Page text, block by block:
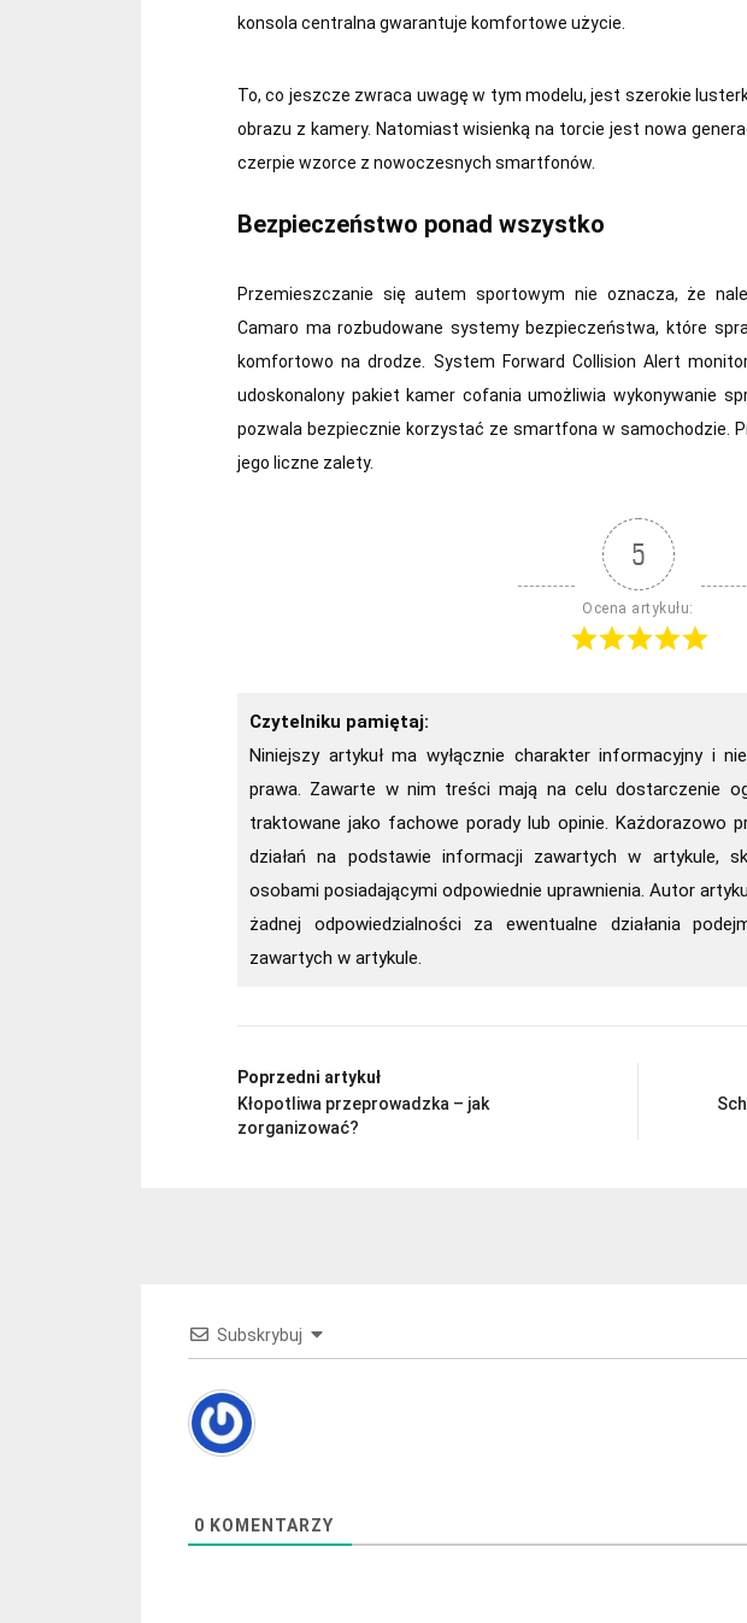
konsola centralna gwarantuje komfortowe użycie.
To, co jeszcze zwraca uwagę w tym modelu, jest szerokie
obrazu z kamery. Natomiast wisienką na torcie jest nowa
czerpie wzorce z nowoczesnych smartfonów.
Bezpieczeństwo ponad wszystko
Przemieszczanie się autem sportowym nie oznacza, że
Camaro ma rozbudowane systemy bezpieczeństwa, które
komfortowo na drodze. System Forward Collision Alert
udoskonalony pakiet kamer cofania umożliwia wykonywanie
pozwala bezpiecznie korzystać ze smartfona w samochodzie.
jego liczne zalety.
5
Ocena artykułu:
Czytelniku pamiętaj:
Niniejszy artykuł ma wyłącznie charakter informacyjny i
prawa. Zawarte w nim treści mają na celu dostarczenie
traktowane jako fachowe porady lub opinie. Każdorazowo
działań na podstawie informacji zawartych w artykule,
osobami posiadającymi odpowiednie uprawnienia. Autor
żadnej odpowiedzialności za ewentualne działania
zawartych w artykule.
Poprzedni artykuł
Kłopotliwa przeprowadzka – jak
zorganizować?
Subskrybuj
0 KOMENTARZY